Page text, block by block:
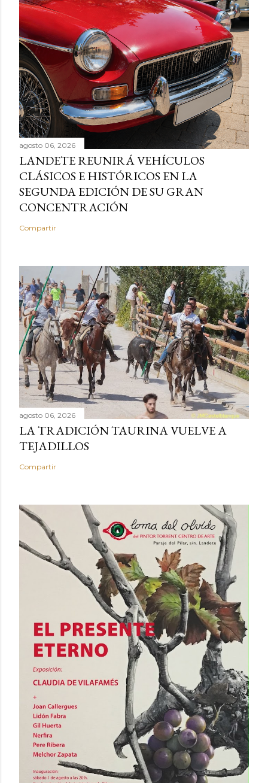
agosto 06, 2026
LANDETE REUNIRÁ VEHÍCULOS
CLÁSICOS E HISTÓRICOS EN LA
SEGUNDA EDICIÓN DE SU GRAN
CONCENTRACIÓN
Compartir
agosto 06, 2026
LA TRADICIÓN TAURINA VUELVE A
TEJADILLOS
Compartir